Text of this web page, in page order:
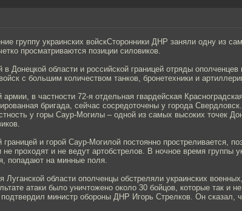
группу украинских войскСторонники ДНР заняли одну из
просматриваются позиции силовиков.
Донецкой области и российской границей отряды ополченцев
с большим количеством танков, бронетехники и
в частности 72-я отдельная гвардейская
бригада, сейчас сосредоточены у города
у горы Саур-Могилы – одной из самых высоких точек
и горой Саур-Могилой постоянно простреливается,
не проходят и не ведут артобстрелов. В ночное время группы
попадают на минные поля.
Луганской области ополченцы обстреляли украинских
атаки было уничтожено около 30 бойцов, которые так и
министр обороны ДНР Игорь Стрелков. Он сказал,